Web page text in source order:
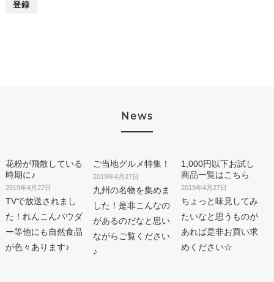
News
花粉が飛散している
時期に♪
2019年4月27日
TVで放送されまし
た！れんこんパウダ
ー等他にも自然食品
が色々あります♪
ご当地グルメ特集！
2019年4月27日
九州の名物を集めま
した！是非こんなの
があるのだなと思い
ながらご覧ください
♪
1,000円以下お試し
商品一覧はこちら
2019年4月27日
ちょっと味見してみ
たいなと思うものが
あれば是非お買い求
めください☆